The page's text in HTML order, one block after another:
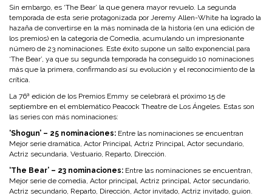
Sin embargo, es ‘The Bear’ la que genera mayor revuelo. La segunda
temporada de esta serie protagonizada por Jeremy Allen-White ha logrado la
hazaña de convertirse en la más nominada de la historia (en una edición de
los premios) en la categoría de Comedia, acumulando un impresionante
número de 23 nominaciones. Este éxito supone un salto exponencial para
‘The Bear’, ya que su segunda temporada ha conseguido 10 nominaciones
más que la primera, confirmando así su evolución y el reconocimiento de la
crítica.
La 76ª edición de los Premios Emmy se celebrará el próximo 15 de
septiembre en el emblemático Peacock Theatre de Los Ángeles. Estas son
las series con más nominaciones:
‘Shogun’ – 25 nominaciones: Entre las nominaciones se encuentran
Mejor serie dramática, Actor Principal, Actriz Principal, Actor secundario,
Actriz secundaria, Vestuario, Reparto, Dirección.
‘The Bear’ – 23 nominaciones: Entre las nominaciones se encuentran,
Mejor serie de comedia, Actor principal, Actriz principal, Actor secundario,
Actriz secundario, Reparto, Dirección, Actor invitado, Actriz invitado, guion.